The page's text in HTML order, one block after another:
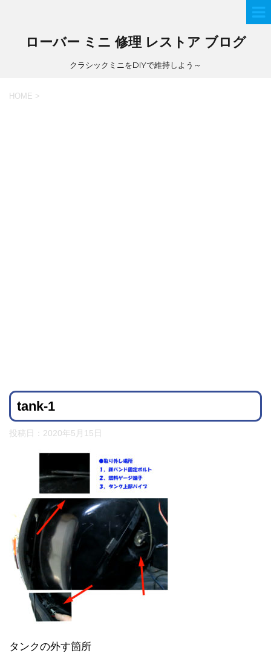
ローバー ミニ 修理 レストア ブログ
クラシックミニをDIYで維持しよう～
HOME >
tank-1
投稿日： 2020年5月15日
タンクの外す箇所